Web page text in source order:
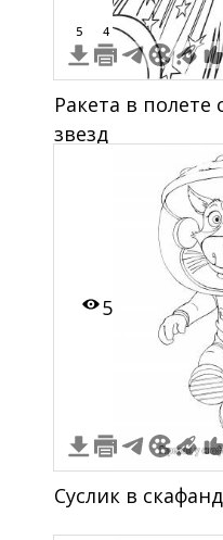
5 4
Ракета в полете
звезд
5
Суслик в